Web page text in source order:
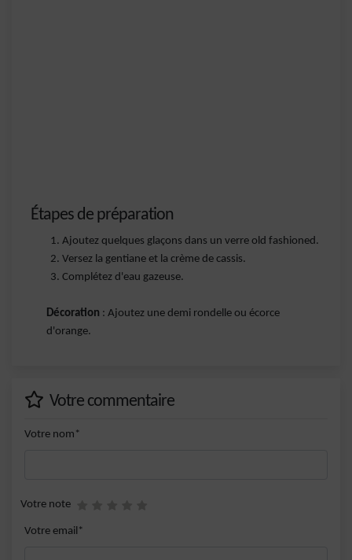
Étapes de préparation
Ajoutez quelques glaçons dans un verre old fashioned.
Versez la gentiane et la crème de cassis.
Complétez d'eau gazeuse.
Décoration : Ajoutez une demi rondelle ou écorce
d'orange.
Votre commentaire
Votre nom*
Votre note
Votre email*